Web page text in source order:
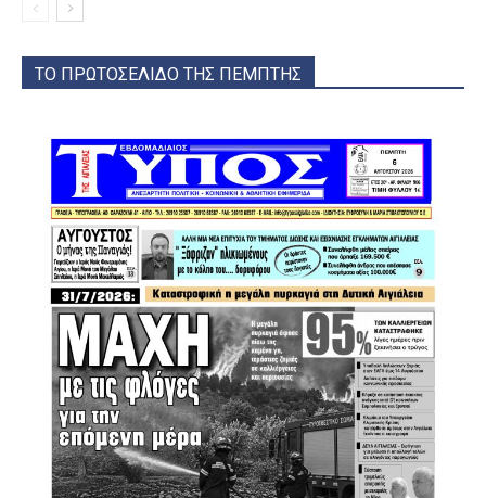
ΤΟ ΠΡΩΤΟΣΕΛΙΔΟ ΤΗΣ ΠΕΜΠΤΗΣ